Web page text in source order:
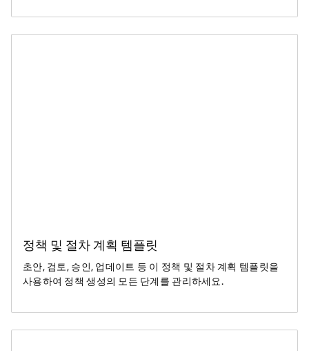
정책 및 절차 계획 템플릿
초안, 검토, 승인, 업데이트 등 이 정책 및 절차 계획 템플릿을
사용하여 정책 생성의 모든 단계를 관리하세요.